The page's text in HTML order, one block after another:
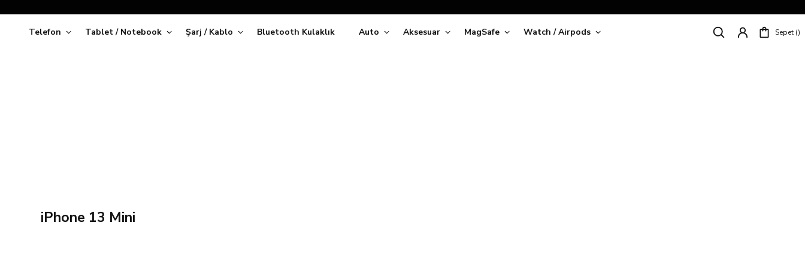
Siparişleriniz
5 İş Günü İçerisinde Kargoda!
Kapıda Ödeme Kolaylığı, Kredi Kartı ile Taksitli Hızlı ve Güvenli Alışveriş!
Telefon Tablet / Notebook Şarj / Kablo Bluetooth Kulaklık Auto Aksesuar MagSafe Watch / Airpods Sepet
iPhone 13 Mini